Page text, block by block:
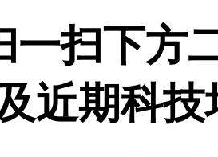
一扫下方
近期科